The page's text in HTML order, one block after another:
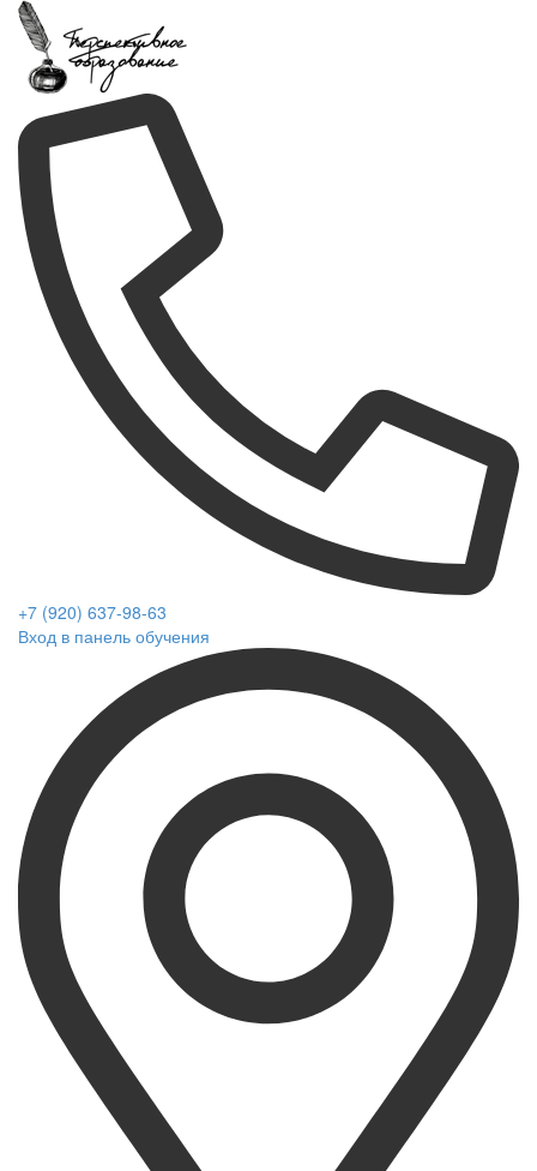
+7 (920) 637-98-63
Вход в панель обучения